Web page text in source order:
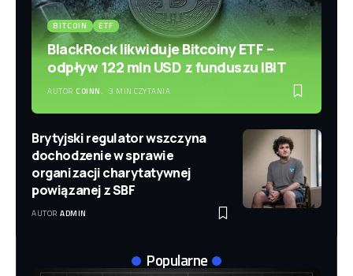
BITCOIN ETF
BlackRock likwiduje Bitcoiny ETF –
odpływ 122 mln USD z funduszu IBIT
AUTOR COINN. 3 MIN CZYTANIA
Brytyjski regulator wszczyna
dochodzenie w sprawie
organizacji charytatywnej
powiązanej z SBF
AUTOR ADMIN
Popularne